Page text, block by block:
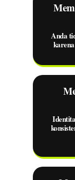
Anda